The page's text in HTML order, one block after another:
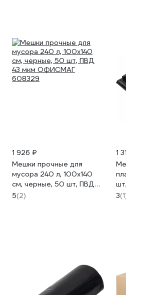
1 926 ₽
Мешки прочные для
мусора 240 л, 100x140
см, черные, 50 шт, ПВД
43 мкм ОФИСМАГ
5(2)
1 314 ₽
Мешки
шт,
3(1)